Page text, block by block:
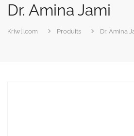
Dr. Amina Jami
Kriwli.com Produits Dr. Amina